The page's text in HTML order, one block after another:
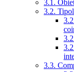
3.1.
3.2.
3.3.